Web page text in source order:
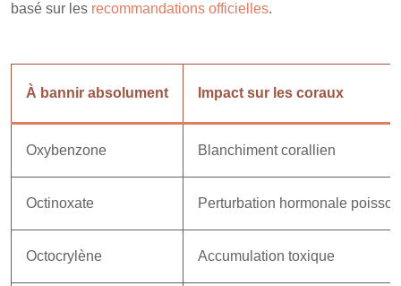
basé sur les recommandations officielles.
À bannir absolument Impact sur les coraux
Oxybenzone Blanchiment corallien
Octinoxate Perturbation hormonale
Octocrylène Accumulation toxique